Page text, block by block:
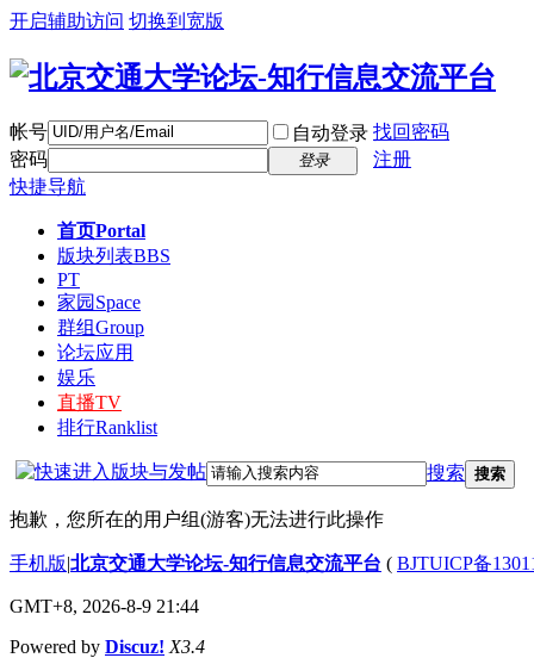
开启辅助访问 切换到宽版
帐号 自动登录 找回密码
密码
登录
注册
快捷导航
首页Portal
版块列表BBS
PT
家园 Space
群组Group
论坛应用
娱乐
直播TV
排行Ranklist
搜索 搜索
抱歉，您所在的用户组(游客)无法进行此操作
手机版|北京交通大学论坛-知行信息交流平台 ( BJTUICP备
GMT+8, 2026-8-9 21:44
Powered by Discuz! X3.4